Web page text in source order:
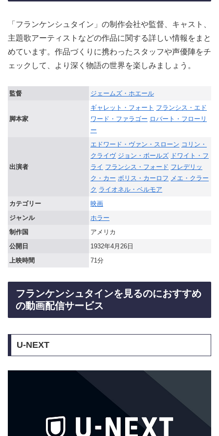
「フランケンシュタイン」の制作会社や監督、キャスト、
主題歌アーティストなどの作品に関する詳しい情報をまと
めています。作品づくりに携わったスタッフや声優陣をチ
ェックして、より深く物語の世界を楽しみましょう。
監督 ジェームズ・ホエール
脚本家
ギャレット・フォート フランシス・エド
ワード・ファラゴー ロバート・フローリ
ー
出演者
エドワード・ヴァン・スローン コリン・
クライヴ ジョン・ボールズ ドワイト・フ
ライ フランシス・フォード フレデリッ
ク・カー ボリス・カーロフ メエ・クラー
ク ライオネル・ベルモア
カテゴリー
映画
ジャンル
ホラー
制作国
アメリカ
公開日
1932年4月26日
上映時間
71分
フランケンシュタインを見るのにおすすめ
の動画配信サービス
U-NEXT